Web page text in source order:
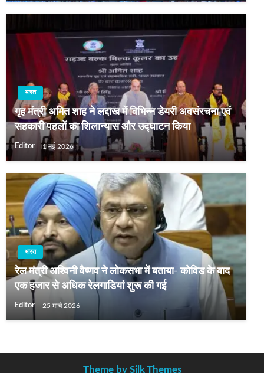
भारत
गृह मंत्री अमित शाह ने लद्दाख में विभिन्न डेयरी अवसंरचना एवं
सहकारी पहलों का शिलान्यास और उद्घाटन किया
Editor 1 मई 2026
भारत
रेल मंत्री अश्विनी वैष्णव ने लोकसभा में बताया- कोविड के बाद
एक हजार से अधिक रेलगाडियां शुरू की गई
Editor 25 मार्च 2026
Theme by Silk Themes